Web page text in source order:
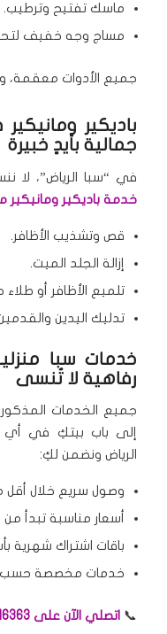
ماسك تفتيح وترطيب.
مساج وجه خفيف
جميع الأدوات معقمة،
باديكير
جمالية بأيدٍ خبيرة
في “سبا الرياض”، لا
خدمة باديكير ومانيكير
قص وتشذيب الأظافر.
إزالة الجلد الميت.
تلميع الأظافر أو
تدليك اليدين
خدمات سبا
رفاهية لا تُنسى
جميع الخدمات
إلى باب بيتكِ في
الرياض ونضمن لكِ:
وصول سريع خلال أقل من 60
أسعار مناسبة تبدأ من 150 ريال.
باقات اشتراك شهرية
خدمات مخصصة حسب
📞 اتصلي الآن على 0551416363 واحجزي جلستكِ في دقائق.